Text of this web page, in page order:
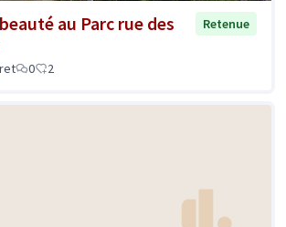
au Parc rue des
Retenue
0 2